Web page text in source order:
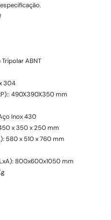
ABNT
304
490X390X350 mm
Inox 430
x 350 x 250 mm
580 x 510 x 760 mm
800x600x1050 mm